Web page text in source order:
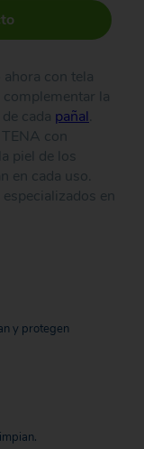
con tela
complementar la
cada pañal
con
piel de los
en cada uso.
en
y protegen